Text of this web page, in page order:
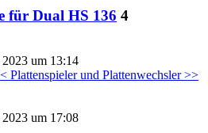
für Dual HS 136 4
2023 um 13:14
Plattenspieler und Plattenwechsler >>
2023 um 17:08